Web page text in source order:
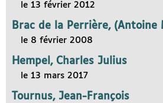
le 13 février 2012
Brac de la Perrière, (Antoine
le 8 février 2008
Hempel, Charles Julius
le 13 mars 2017
Tournus, Jean-François